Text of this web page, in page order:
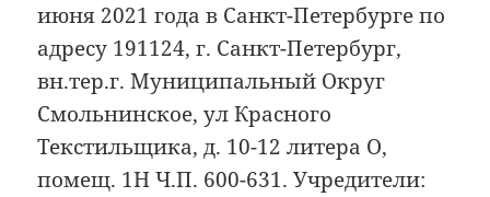
июня 2021 года в Санкт-Петербурге по
адресу 191124, г. Санкт-Петербург,
вн.тер.г. Муниципальный Округ
Смольнинское, ул Красного
Текстильщика, д. 10-12 литера О,
помещ. 1Н Ч.П. 600-631. Учредители: